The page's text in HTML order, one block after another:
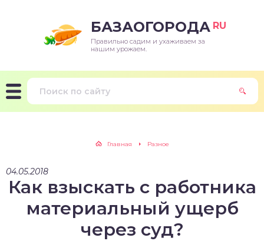
БАЗАОГОРОДА RU
Правильно садим и ухаживаем за
нашим урожаем.
Главная Разное
04.05.2018
Как взыскать с работника
материальный ущерб
через суд?